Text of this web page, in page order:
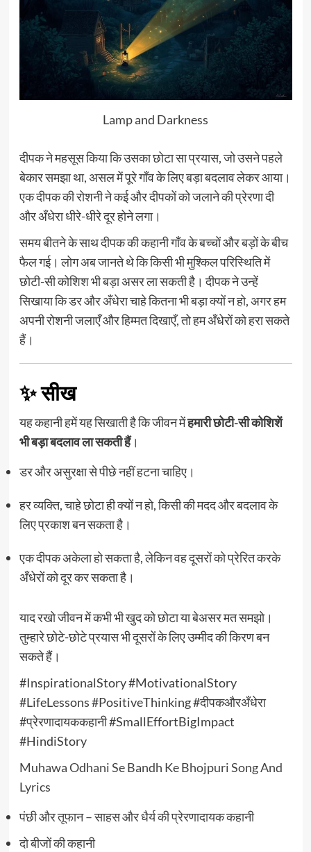
Lamp and Darkness
दीपक ने महसूस किया कि उसका छोटा सा प्रयास, जो उसने पहले
बेकार समझा था, असल में पूरे गाँव के लिए बड़ा बदलाव लेकर आया।
एक दीपक की रोशनी ने कई और दीपकों को जलाने की प्रेरणा दी
और अँधेरा धीरे-धीरे दूर होने लगा।
समय बीतने के साथ दीपक की कहानी गाँव के बच्चों और बड़ों के बीच
फैल गई। लोग अब जानते थे कि किसी भी मुश्किल परिस्थिति में
छोटी-सी कोशिश भी बड़ा असर ला सकती है। दीपक ने उन्हें
सिखाया कि डर और अँधेरा चाहे कितना भी बड़ा क्यों न हो, अगर हम
अपनी रोशनी जलाएँ और हिम्मत दिखाएँ, तो हम अँधेरों को हरा सकते
हैं।
✨ सीख
यह कहानी हमें यह सिखाती है कि जीवन मेंहमारी छोटी-सी कोशिशें
भी बड़ा बदलाव ला सकती हैं।
डर और असुरक्षा से पीछे नहीं हटना चाहिए।
हर व्यक्ति, चाहे छोटा ही क्यों न हो, किसी की मदद और बदलाव के
लिए प्रकाश बन सकता है।
एक दीपक अकेला हो सकता है, लेकिन वह दूसरों को प्रेरित करके
अँधेरों को दूर कर सकता है।
याद रखो जीवन में कभी भी खुद को छोटा या बेअसर मत समझो।
तुम्हारे छोटे-छोटे प्रयास भी दूसरों के लिए उम्मीद की किरण बन
सकते हैं।
#InspirationalStory #MotivationalStory
#LifeLessons #PositiveThinking #दीपकऔरअँधेरा
#प्रेरणादायककहानी #SmallEffortBigImpact
#HindiStory
Muhawa Odhani Se Bandh Ke Bhojpuri Song And
Lyrics
पंछी और तूफान – साहस और धैर्य की प्रेरणादायक कहानी
दो बीजों की कहानी